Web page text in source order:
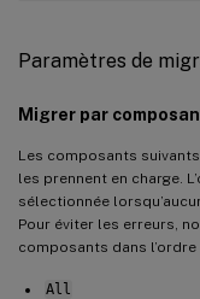
Paramètres de
Migrer par
Les composants
les prennent en charge.
sélectionnée
Pour éviter les erreurs,
composants dans l’ordre
All